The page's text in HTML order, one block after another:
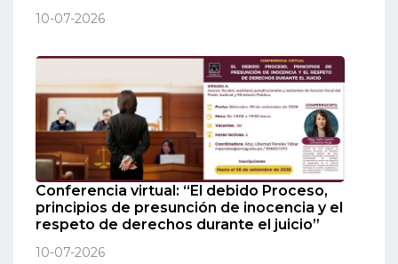
10-07-2026
Conferencia virtual: “El debido Proceso,
principios de presunción de inocencia y el
respeto de derechos durante el juicio”
10-07-2026